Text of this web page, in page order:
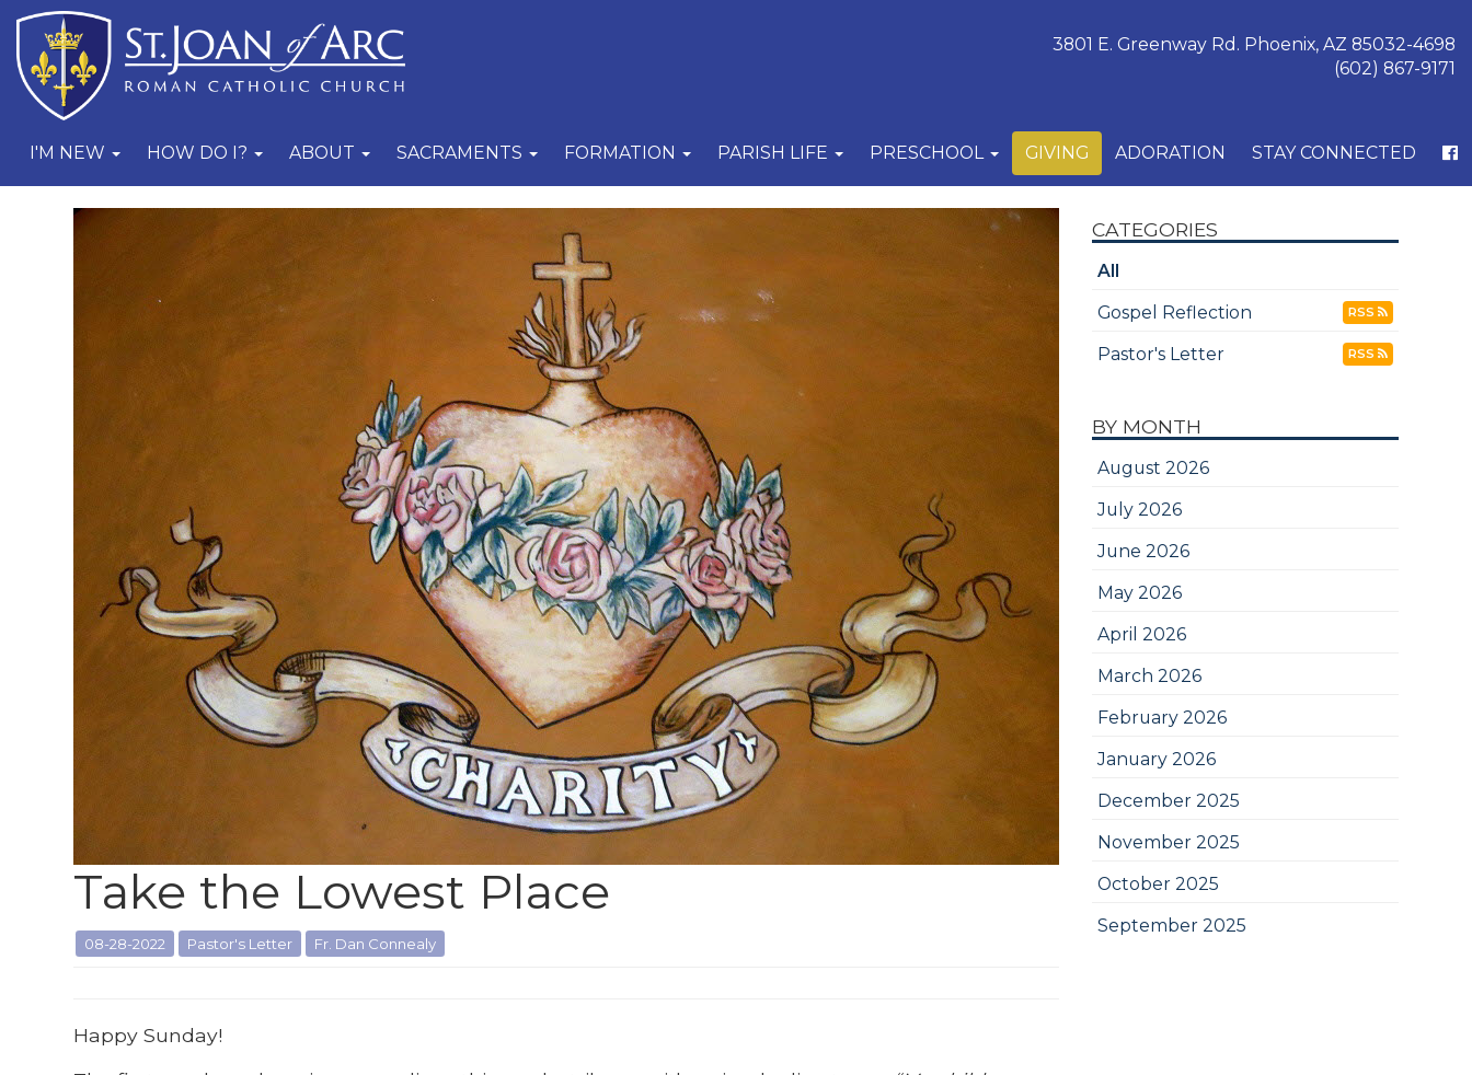
3801 E. Greenway Rd. Phoenix, AZ 85032-4698
(602) 867-9171
I'M NEW HOW DO I? ABOUT SACRAMENTS FORMATION PARISH LIFE PRESCHOOL GIVING ADORATION STAY CONNECTED
Take the Lowest Place
08-28-2022 Pastor's Letter Fr. Dan Connealy
Happy Sunday!
CATEGORIES
All
Gospel Reflection
RSS
Pastor's Letter RSS
BY MONTH
August 2026
July 2026
June 2026
May 2026
April 2026
March 2026
February 2026
January 2026
December 2025
November 2025
October 2025
September 2025